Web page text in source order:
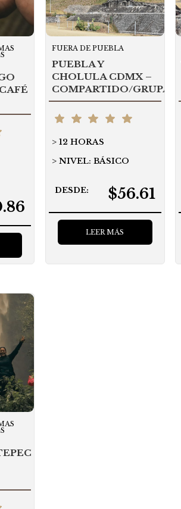
FUERA DE PUEBLA
PUEBLA Y
CHOLULA CDMX –
COMPARTIDO/GRUPAL
12 HORAS
NIVEL: BÁSICO
DESDE: $56.61
LEER MÁS